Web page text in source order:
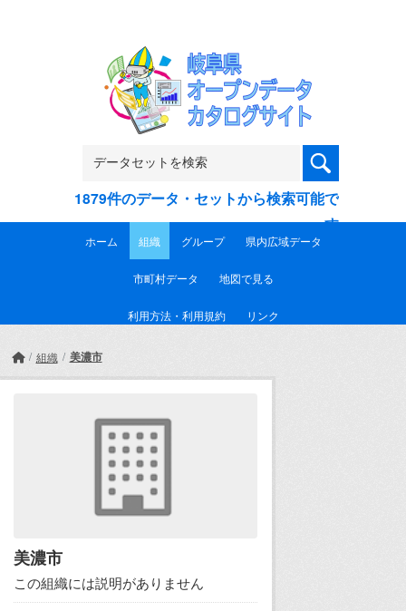
1879件のデータ・セットから検索可能で
す
ホーム 組織 グループ 県内広域データ
市町村データ 地図で見る
利用方法・利用規約 リンク
組織 美濃市
美濃市
この組織には説明がありません